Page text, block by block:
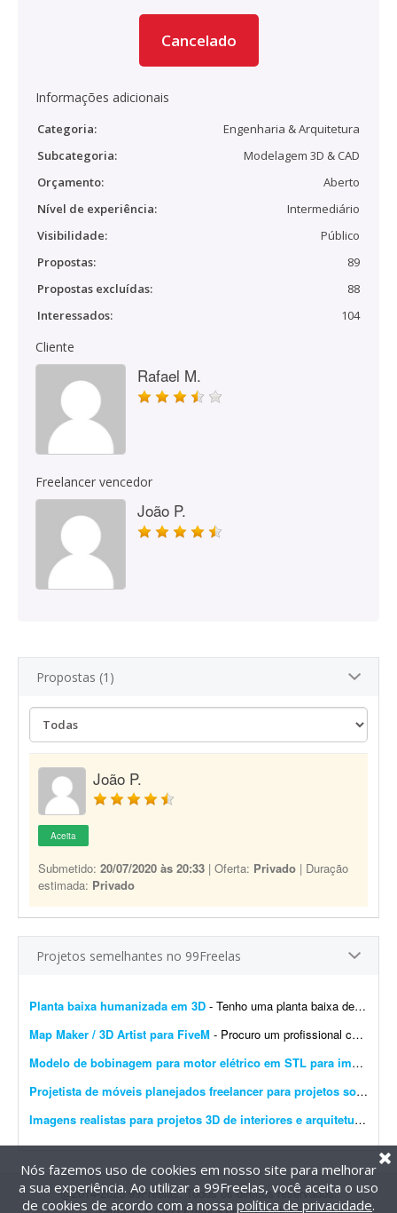
Cancelado
Informações adicionais
Categoria:
Engenharia & Arquitetura
Subcategoria:
Modelagem 3D & CAD
Orçamento:
Aberto
Nível de experiência:
Intermediário
Visibilidade:
Público
Propostas:
89
Propostas excluídas:
88
Interessados:
104
Cliente
Rafael M.
Freelancer vencedor
João P.
Propostas (1)
João P.
Aceita
Submetido: 20/07/2020 às 20:33 | Oferta: Privado | Duração
estimada: Privado
Projetos semelhantes no 99Freelas
Planta baixa humanizada em 3D - Tenho uma planta baixa de uma casa em lote de 6 x 25 m e quero transformá-la em uma planta humanizada em 3D, mobiliada e colorida, com vista de cima. Não preciso de projeto arquitet&...
Map Maker / 3D Artist para FiveM - Procuro um profissional com experiência em criação e adaptação de mapas para FiveM/GTA V, para atuar em um projeto de longo prazo. O trabalho envolverá pri...
Modelo de bobinagem para motor elétrico em STL para impressão 3D
Projetista de móveis planejados freelancer para projetos sob medida
Imagens realistas para projetos 3D de interiores e arquitetura
@2014-2026 99Freelas. Todos os direitos reservados.
Nós fazemos uso de cookies em nosso site para melhorar
a sua experiência. Ao utilizar a 99Freelas, você aceita o uso
de cookies de acordo com a nossa política de privacidade.